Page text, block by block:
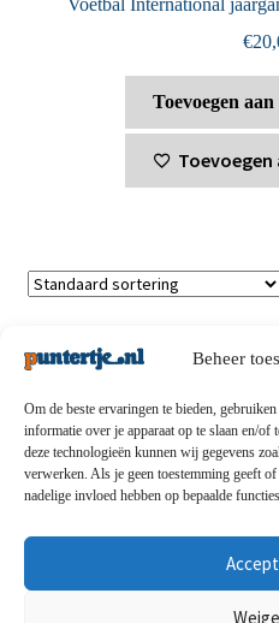
Beheer
Om de beste ervaringen te bieden,
informatie over je apparaat op te slaan en/of
deze technologieën kunnen wij gegevens
verwerken. Als je geen toestemming geeft
nadelige invloed hebben op bepaalde
Voetbal International
€
Toevoegen
Privacybeleid-Verzending en
voorwaarden-Disclaimert-